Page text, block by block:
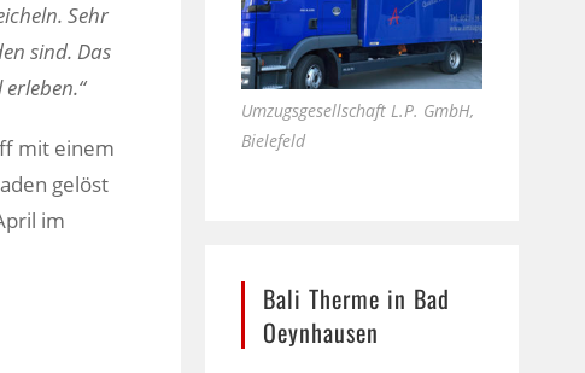
Sehr
sind. Das
mit einem
gelöst
im
Umzugsgesellschaft L.P. GmbH,
Bielefeld
Bali Therme in Bad
Oeynhausen